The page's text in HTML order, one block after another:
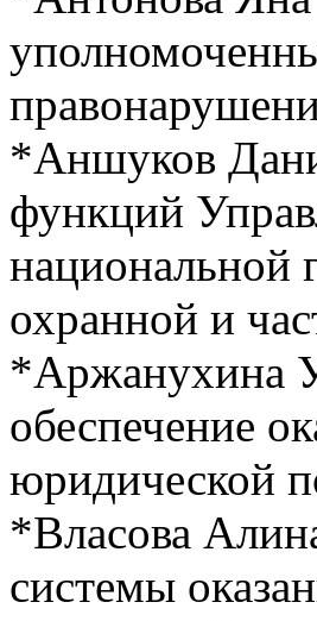
*Аншуков
функций
национальной
охранной и
*Аржанухина
обеспечение
юридической
*Власова
системы